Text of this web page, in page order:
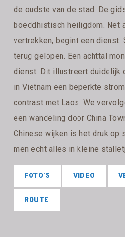
de oudste van de stad. De
boeddhistisch heiligdom. Net
vertrekken, begint een dienst.
terug gelopen. Een achttal
dienst. Dit illustreert duidelijk
in Vietnam een beperkte
contrast met Laos. We
een wandeling door China
Chinese wijken is het druk op
men echt alles in kleine
FOTO'S VIDEO
ROUTE